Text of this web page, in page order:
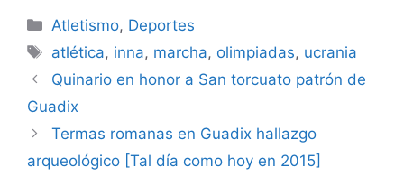
Categorías
Atletismo, Deportes
Etiquetas
atlética, inna, marcha, olimpiadas, ucrania
Quinario en honor a San torcuato patrón de
Guadix
Termas romanas en Guadix hallazgo
arqueológico [Tal día como hoy en 2015]